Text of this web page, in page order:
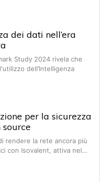
dei dati nell’era
Study 2024 rivela che
dell’Intelligenza
per la sicurezza
rendere la rete ancora più
con Isovalent, attiva nel…